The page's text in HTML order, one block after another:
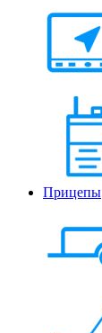
Прицепы